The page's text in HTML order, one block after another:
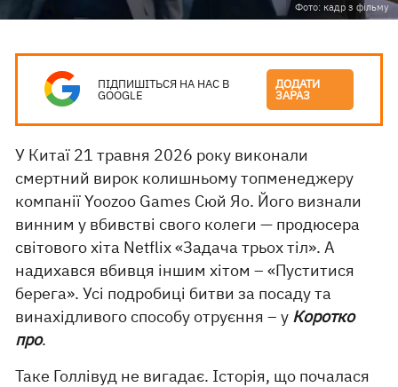
Фото: кадр з фільму
ПІДПИШІТЬСЯ НА НАС В
GOOGLE
ДОДАТИ
ЗАРАЗ
У Китаї 21 травня 2026 року виконали
смертний вирок колишньому топменеджеру
компанії Yoozoo Games Сюй Яо. Його визнали
винним у вбивстві свого колеги — продюсера
світового хіта Netflix «Задача трьох тіл». А
надихався вбивця іншим хітом – «Пуститися
берега». Усі подробиці битви за посаду та
винахідливого способу отруєння – у Коротко
про.
Таке Голлівуд не вигадає. Історія, що почалася